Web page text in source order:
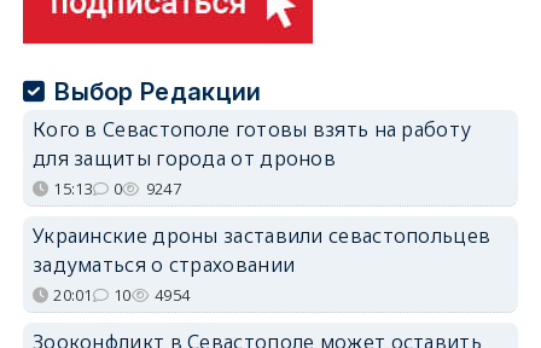
Выбор Редакции
Кого в Севастополе готовы взять на работу
для защиты города от дронов
15:13 0 9247
Украинские дроны заставили севастопольцев
задуматься о страховании
20:01 10 4954
Зооконфликт в Севастополе может оставить